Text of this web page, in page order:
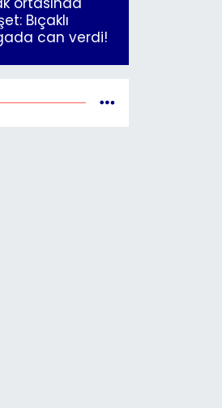
Bıçaklı
can verdi!